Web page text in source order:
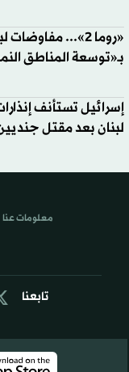
«روما 2»...
بـ«توسعة المناطق
إسرائيل تستأنف
لبنان بعد مقتل
تابعنا
معلومات عنا